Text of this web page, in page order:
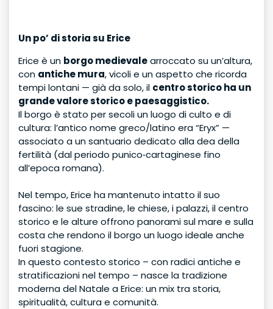
Un po’ di storia su Erice
Erice è un borgo medievalearroccato su un’altura,
con antiche mura, vicoli e un aspetto che ricorda
tempi lontani — già da solo, il centro storico ha un
grande valore storico e paesaggistico.
Il borgo è stato per secoli un luogo di culto e di
cultura: l’antico nome greco/latino era “Eryx” —
associato a un santuario dedicato alla dea della
fertilità (dal periodo punico‑cartaginese fino
all’epoca romana).
Nel tempo, Erice ha mantenuto intatto il suo
fascino: le sue stradine, le chiese, i palazzi, il centro
storico e le alture offrono panorami sul mare e sulla
costa che rendono il borgo un luogo ideale anche
fuori stagione.
In questo contesto storico – con radici antiche e
stratificazioni nel tempo – nasce la tradizione
moderna del Natale a Erice: un mix tra storia,
spiritualità, cultura e comunità.